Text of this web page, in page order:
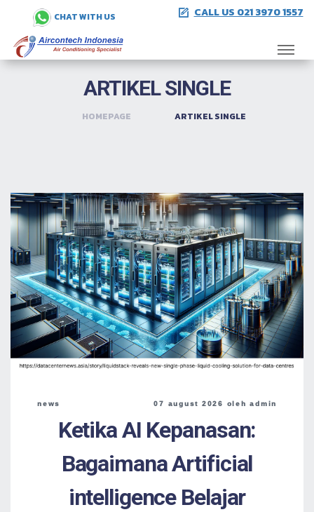
CHAT WITH US CALL US 021 3970 1557
ARTIKEL SINGLE
HOMEPAGE ARTIKEL SINGLE
07 august 2026 oleh admin
news
Ketika AI Kepanasan:
Bagaimana Artificial
intelligence Belajar